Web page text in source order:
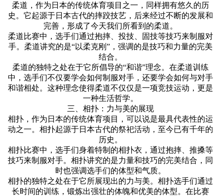
柔道，作为日本的传统体育项目之一，同样拥有悠久的历
史。它起源于日本古代的摔跤技艺，后来经过不断的发展和
完善，形成了今天我们所看到的柔道。
柔道比赛中，选手们通过抱摔、投技、固技等技巧来制服对
手。柔道讲究的是“以柔克刚”，强调的是技巧和力量的完美
结合。
柔道的独特之处在于它所倡导的“和谐”理念。在柔道训练
中，选手们不仅要学会如何制服对手，还要学会如何与对手
和谐相处。这种理念使得柔道不仅仅是一项竞技运动，更是
一种生活哲学。
三、相扑：力与美的展现
相扑，作为日本的传统体育项目，可以说是最具代表性的运
动之一。相扑起源于日本古代的祭祀活动，至今已有千年的
历史。
相扑比赛中，选手们身着特制的相扑衣，通过抱摔、推搡等
技巧来制服对手。相扑讲究的是力量和技巧的完美结合，同
时也强调选手们的体型和气质。
相扑的独特之处在于它所展现出的力与美。相扑选手们通过
长时间的训练，锻炼出强壮的体魄和优美的体型。在比赛